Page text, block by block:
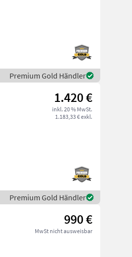
Premium Gold Händler
1.420 €
inkl. 20 % MwSt.
1.183,33 € exkl.
Premium Gold Händler
990 €
MwSt nicht ausweisbar